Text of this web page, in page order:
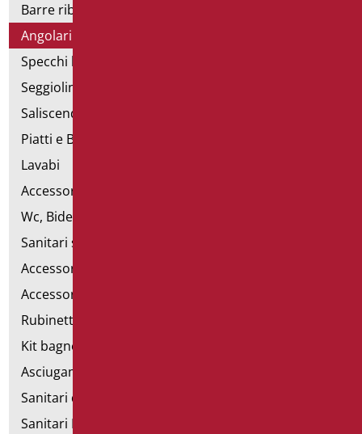
Barre ribaltabili e fisse
Angolari doccia e vasca
Specchi bagno
Seggiolini vasca e doccia
Saliscendi doccia di sostegno
Piatti e Box Doccia
Lavabi
Accessori per Lavabo
Wc, Bidet e pareti attrezzate
Sanitari speciali
Accessori per WC
Accessori bagno
Rubinetteria
Kit bagno a norma
Asciugamani elettrici
Sanitari d'emergenza
Sanitari Inox